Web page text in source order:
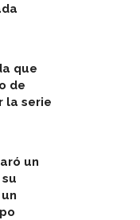
que
de
la serie
un